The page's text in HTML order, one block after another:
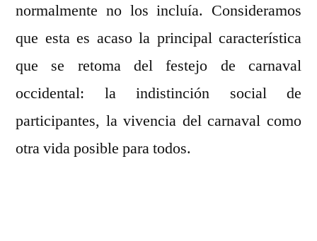
normalmente no los incluía. Consideramos
que esta es acaso la principal característica
que se retoma del festejo de carnaval
occidental: la indistinción social de
participantes, la vivencia del carnaval como
otra vida posible para todos.